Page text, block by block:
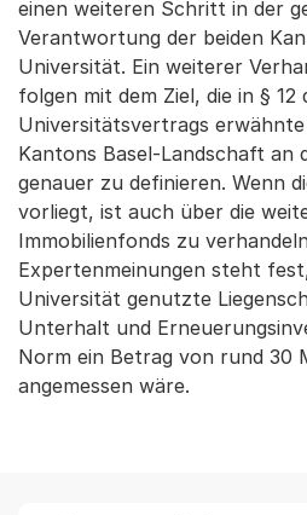
einen weiteren Schritt in der
Verantwortung der beiden
Universität. Ein weiterer
folgen mit dem Ziel, die in § 12
Universitätsvertrags
Kantons Basel-Landschaft an
genauer zu definieren. Wenn
vorliegt, ist auch über die
Immobilienfonds zu
Expertenmeinungen steht
Universität genutzte
Unterhalt und
Norm ein Betrag von rund 30
angemessen wäre.